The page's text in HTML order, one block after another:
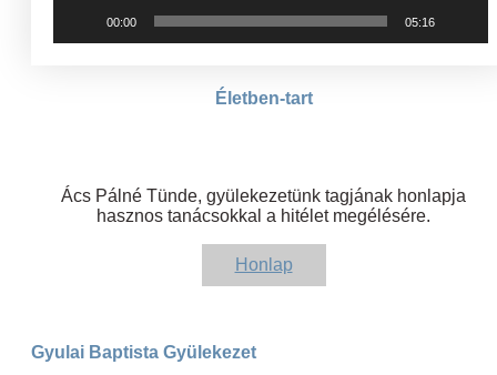
00:00 05:16
Életben-tart
Ács Pálné Tünde, gyülekezetünk tagjának honlapja
hasznos tanácsokkal a hitélet megélésére.
Honlap
Gyulai Baptista Gyülekezet